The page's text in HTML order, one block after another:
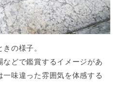
の様子。
どで鑑賞するイメージがあ
一味違った雰囲気を体感する